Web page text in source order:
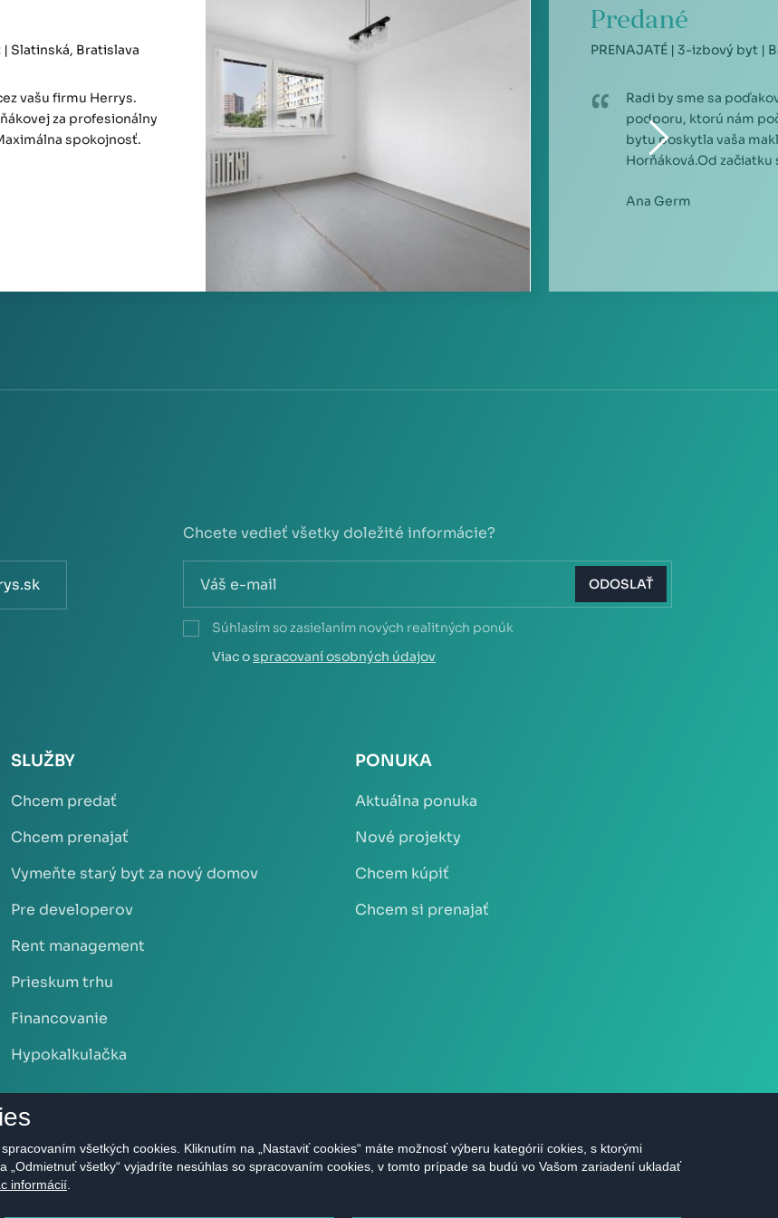
| Slatinská, Bratislava
vašu firmu Herrys.
za profesionálny
spokojnosť.
Predané
PRENAJATÉ | 3-izbový byt |
Radi by sme sa
podporu, ktorú nám
bytu poskytla vaša
Horňáková.Od začiatku
Ana Germ
Chcete vedieť všetky doležité informácie?
ODOSLAŤ
Súhlasím so zasielaním nových realitných ponúk
Viac ospracovaní osobných údajov
SLUŽBY
Chcem predať
Chcem prenajať
Vymeňte starý byt za nový domov
Pre developerov
Rent management
Prieskum trhu
Financovanie
Hypokalkulačka
PONUKA
Aktuálna ponuka
Nové projekty
Chcem kúpiť
Chcem si prenajať
všetkých cookies. Kliknutím na „Nastaviť cookies“ máte možnosť výberu kategórií cokies, s ktorými
všetky“ vyjadríte nesúhlas so spracovaním cookies, v tomto prípade sa budú vo Vašom zariadení ukladať
informácií